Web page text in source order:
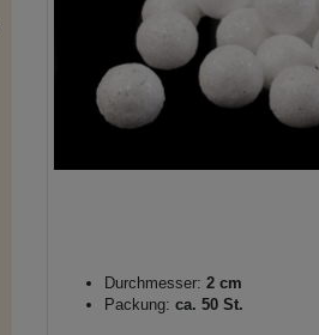
Durchmesser: 2 cm
Packung: ca. 50 St.